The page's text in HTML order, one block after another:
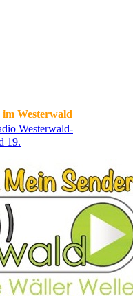
Westerwald
Westerwald-
19.